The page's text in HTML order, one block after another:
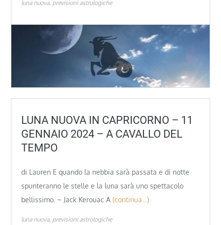
luna nuova previsioni astrologiche
LUNA NUOVA IN CAPRICORNO – 11
GENNAIO 2024 – A CAVALLO DEL
TEMPO
di Lauren E quando la nebbia sarà passata e di notte
spunteranno le stelle e la luna sarà uno spettacolo
bellissimo. ~ Jack Kerouac A (continua…)
luna nuova previsioni astrologiche